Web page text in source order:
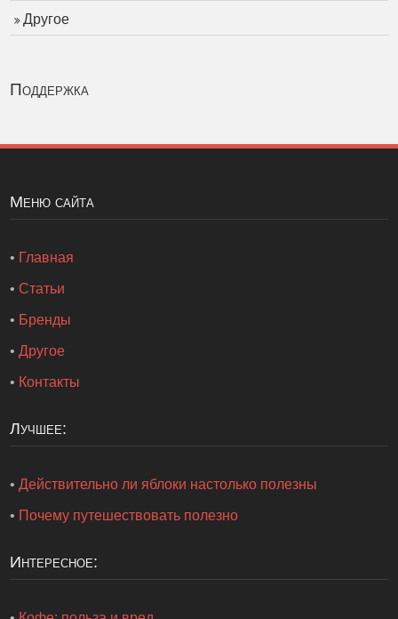
Другое
Поддержка
Меню сайта
• Главная
•Статьи
• Бренды
•Другое
• Контакты
Лучшее:
•Действительно ли яблоки настолько полезны
• Почему путешествовать полезно
Интересное: